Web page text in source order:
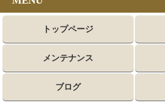
トップページ
メンテナンス
ブログ